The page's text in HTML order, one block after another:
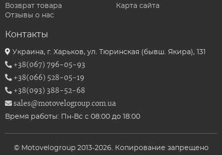
Возврат товара
Отзывы о нас
Карта сайта
Контакты
Украина, г. Харьков, ул. Тюринская (бывш. Якира), 131
+38(067) 796-05-93
+38(066) 528-05-19
+38(093) 388-52-68
sales@motovelogroup.com.ua
Время работы: Пн-Вс с 08:00 до 18:00
© Motovelogroup 2013-2026. Копирование запрещено